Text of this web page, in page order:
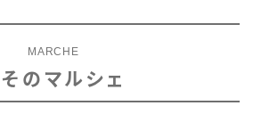
MARCHE
のマルシェ